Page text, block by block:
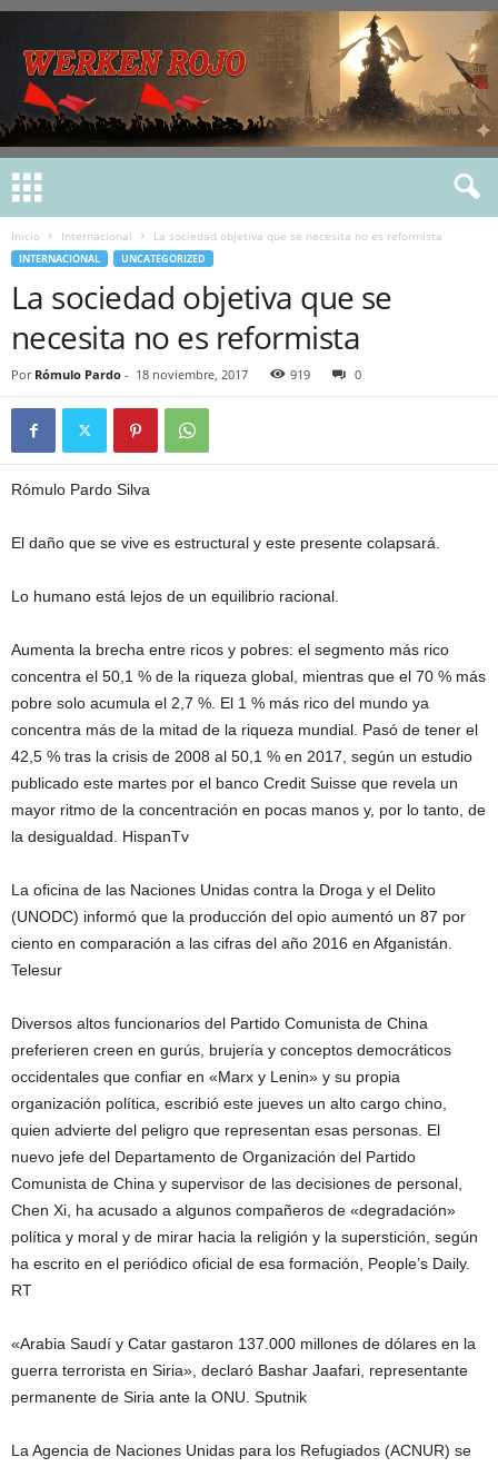
Inicio Internacional La sociedad objetiva que se necesita no es reformista
INTERNACIONAL UNCATEGORIZED
La sociedad objetiva que se
necesita no es reformista
Por Rómulo Pardo - 18 noviembre, 2017 919 0
Rómulo Pardo Silva
El daño que se vive es estructural y este presente colapsará.
Lo humano está lejos de un equilibrio racional.
Aumenta la brecha entre ricos y pobres: el segmento más rico
concentra el 50,1 % de la riqueza global, mientras que el 70 % más
pobre solo acumula el 2,7 %. El 1 % más rico del mundo ya
concentra más de la mitad de la riqueza mundial. Pasó de tener el
42,5 % tras la crisis de 2008 al 50,1 % en 2017, según un estudio
publicado este martes por el banco Credit Suisse que revela un
mayor ritmo de la concentración en pocas manos y, por lo tanto, de
la desigualdad. HispanTv
La oficina de las Naciones Unidas contra la Droga y el Delito
(UNODC) informó que la producción del opio aumentó un 87 por
ciento en comparación a las cifras del año 2016 en Afganistán.
Telesur
Diversos altos funcionarios del Partido Comunista de China
preferieren creen en gurús, brujería y conceptos democráticos
occidentales que confiar en «Marx y Lenin» y su propia
organización política, escribió este jueves un alto cargo chino,
quien advierte del peligro que representan esas personas. El
nuevo jefe del Departamento de Organización del Partido
Comunista de China y supervisor de las decisiones de personal,
Chen Xi, ha acusado a algunos compañeros de «degradación»
política y moral y de mirar hacia la religión y la superstición, según
ha escrito en el periódico oficial de esa formación, People’s Daily.
RT
«Arabia Saudí y Catar gastaron 137.000 millones de dólares en la
guerra terrorista en Siria», declaró Bashar Jaafari, representante
permanente de Siria ante la ONU. Sputnik
La Agencia de Naciones Unidas para los Refugiados (ACNUR) se